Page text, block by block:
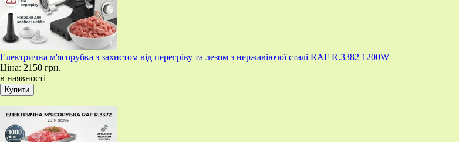
Електрична м'ясорубка з захистом від перегріву та лезом з нержавіючої сталі RAF R.3382 1200W
Ціна: 2150 грн.
в наявності